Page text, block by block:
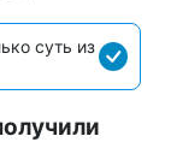
суть из